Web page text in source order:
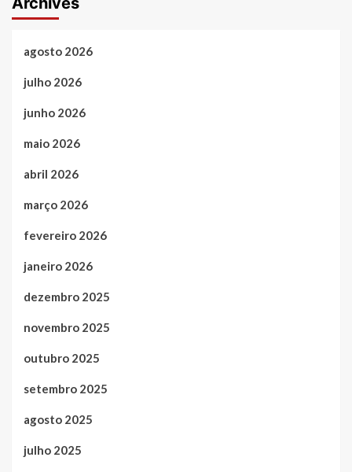
agosto 2026
julho 2026
junho 2026
maio 2026
abril 2026
março 2026
fevereiro 2026
janeiro 2026
dezembro 2025
novembro 2025
outubro 2025
setembro 2025
agosto 2025
julho 2025